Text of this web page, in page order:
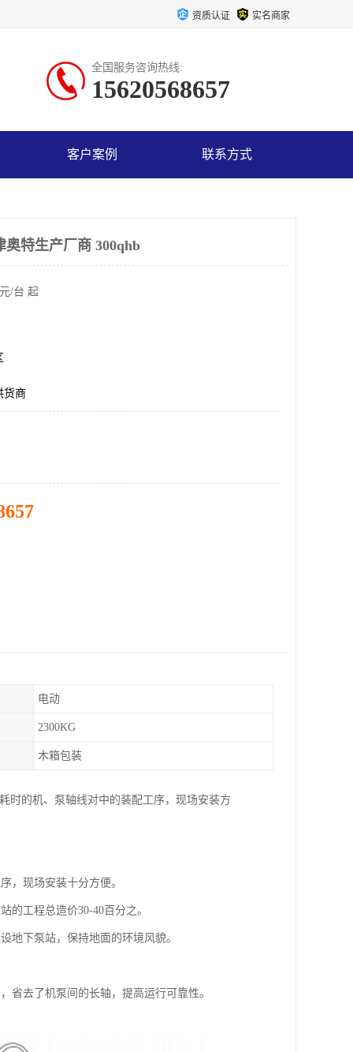
资质认证 实名商家
全国服务咨询热线:
15620568657
客户案例 联系方式
特生产厂商 300qhb
/台 起
货商
电动
2300KG
木箱包装
时的机、泵轴线对中的装配工序，现场安装方
，现场安装十分方便。
的工程总造价30-40百分之。
地下泵站，保持地面的环境风貌。
省去了机泵间的长轴，提高运行可靠性。